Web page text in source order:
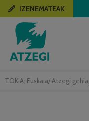
TOKIA: Euskara/ Atzegi
IZENEMATEAK